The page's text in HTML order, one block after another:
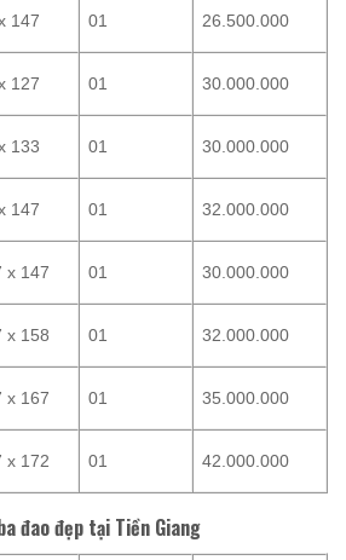
147 01 26.500.000
127 01 30.000.000
133 01 30.000.000
147 01 32.000.000
x 147 01 30.000.000
x 158 01 32.000.000
x 167 01 35.000.000
x 172 01 42.000.000
đao đẹp tại Tiền Giang